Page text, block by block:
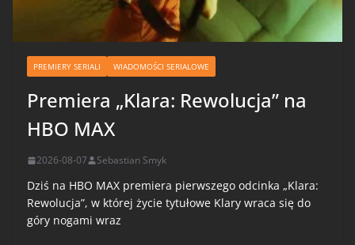
PREMIERY SERIALI WIADOMOŚCI SERIALOWE
Premiera „Klara: Rewolucja” na
HBO MAX
2026-08-07 Sebastian Smyk
Dziś na HBO MAX premiera pierwszego odcinka „Klara:
Rewolucja”, w której życie tytułowe Klary wraca się do
góry nogami wraz